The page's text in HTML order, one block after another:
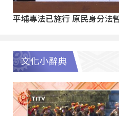
平埔專法已施行 原民身分法
文化小辭典